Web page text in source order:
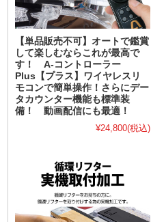
【単品販売不可】オートで鑑賞
して楽しむならこれが最高で
す！ A-コントローラー
Plus【プラス】ワイヤレスリ
モコンで簡単操作！さらにデー
タカウンター機能も標準装
備！ 動画配信にも最適！
¥24,800(税込)